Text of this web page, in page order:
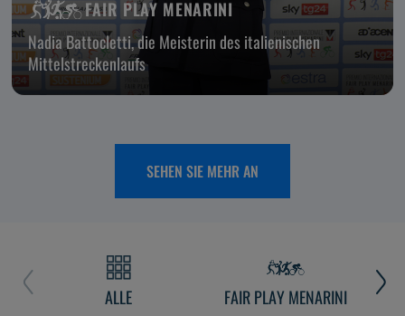
FAIR PLAY MENARINI
Nadia Battocletti, die Meisterin des italienischen
Mittelstreckenlaufs
SEHEN SIE MEHR AN
ALLE FAIR PLAY MENARINI